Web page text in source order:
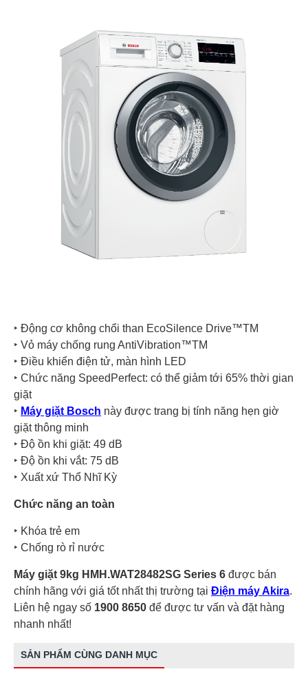
‣ Động cơ không chổi than EcoSilence Drive™TM
‣ Vỏ máy chống rung AntiVibration™TM
‣ Điều khiển điện tử, màn hình LED
‣ Chức năng SpeedPerfect: có thể giảm tới 65% thời gian
giặt
‣ Máy giặt Bosch này được trang bị tính năng hẹn giờ
giặt thông minh
‣ Độ ồn khi giặt: 49 dB
‣ Độ ồn khi vắt: 75 dB
‣ Xuất xứ Thổ Nhĩ Kỳ
Chức năng an toàn
‣ Khóa trẻ em
‣ Chống rò rỉ nước
Máy giặt 9kg HMH.WAT28482SG Series 6 được bán
chính hãng với giá tốt nhất thị trường tại Điện máy Akira.
Liên hệ ngay số 1900 8650 để được tư vấn và đặt hàng
nhanh nhất!
SẢN PHẨM CÙNG DANH MỤC